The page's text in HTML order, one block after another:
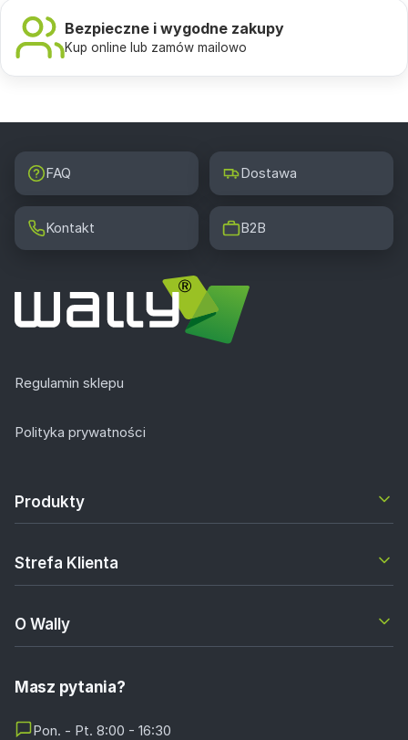
Bezpieczne i wygodne zakupy
Kup online lub zamów mailowo
FAQ Dostawa
Kontakt B2B
Regulamin sklepu
Polityka prywatności
Produkty
Strefa Klienta
O Wally
Masz pytania?
Pon. - Pt. 8:00 - 16:30